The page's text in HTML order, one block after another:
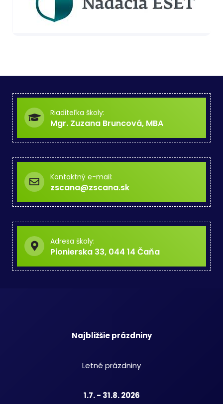
Riaditeľka školy:
Mgr. Zuzana Bruncová, MBA
Kontaktný e-mail:
zscana@zscana.sk
Adresa školy:
Pionierska 33, 044 14 Čaňa
Najbližšie prázdniny
Letné prázdniny
1.7. - 31.8. 2026